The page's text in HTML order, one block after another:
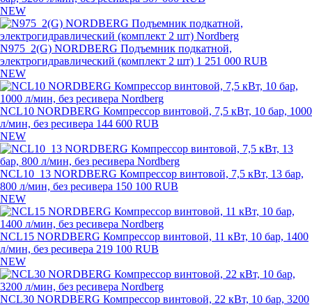
NEW
N975_2(G) NORDBERG Подъемник подкатной,
электрогидравлический (комплект 2 шт) 1 251 000 RUB
NEW
NCL10 NORDBERG Компрессор винтовой, 7,5 кВт, 10 бар, 1000
л/мин, без ресивера 144 600 RUB
NEW
NCL10_13 NORDBERG Компрессор винтовой, 7,5 кВт, 13 бар,
800 л/мин, без ресивера 150 100 RUB
NEW
NCL15 NORDBERG Компрессор винтовой, 11 кВт, 10 бар, 1400
л/мин, без ресивера 219 100 RUB
NEW
NCL30 NORDBERG Компрессор винтовой, 22 кВт, 10 бар, 3200